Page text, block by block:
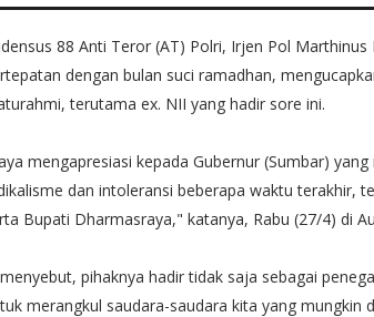
88 Anti Teror (AT) Polri, Irjen Pol
dengan bulan suci ramadhan,
terutama ex. NII yang hadir sore ini.
mengapresiasi kepada Gubernur (Sumbar)
dan intoleransi beberapa waktu terakhir,
Bupati Dharmasraya," katanya, Rabu (27/4) di
pihaknya hadir tidak saja sebagai
merangkul saudara-saudara kita yang